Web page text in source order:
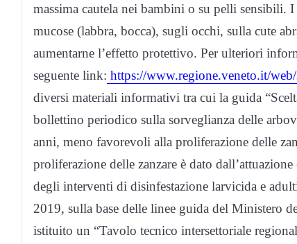
massima cautela nei bambini o su pelli sensibili.
mucose (labbra, bocca), sugli occhi, sulla cute
aumentarne l’effetto protettivo. Per ulteriori
seguente link: https://www.regione.veneto.it/
diversi materiali informativi tra cui la guida
bollettino periodico sulla sorveglianza delle
anni, meno favorevoli alla proliferazione delle
proliferazione delle zanzare è dato
degli interventi di disinfestazione larvicida e
2019, sulla base delle linee guida del Ministero
istituito un “Tavolo tecnico intersettoriale